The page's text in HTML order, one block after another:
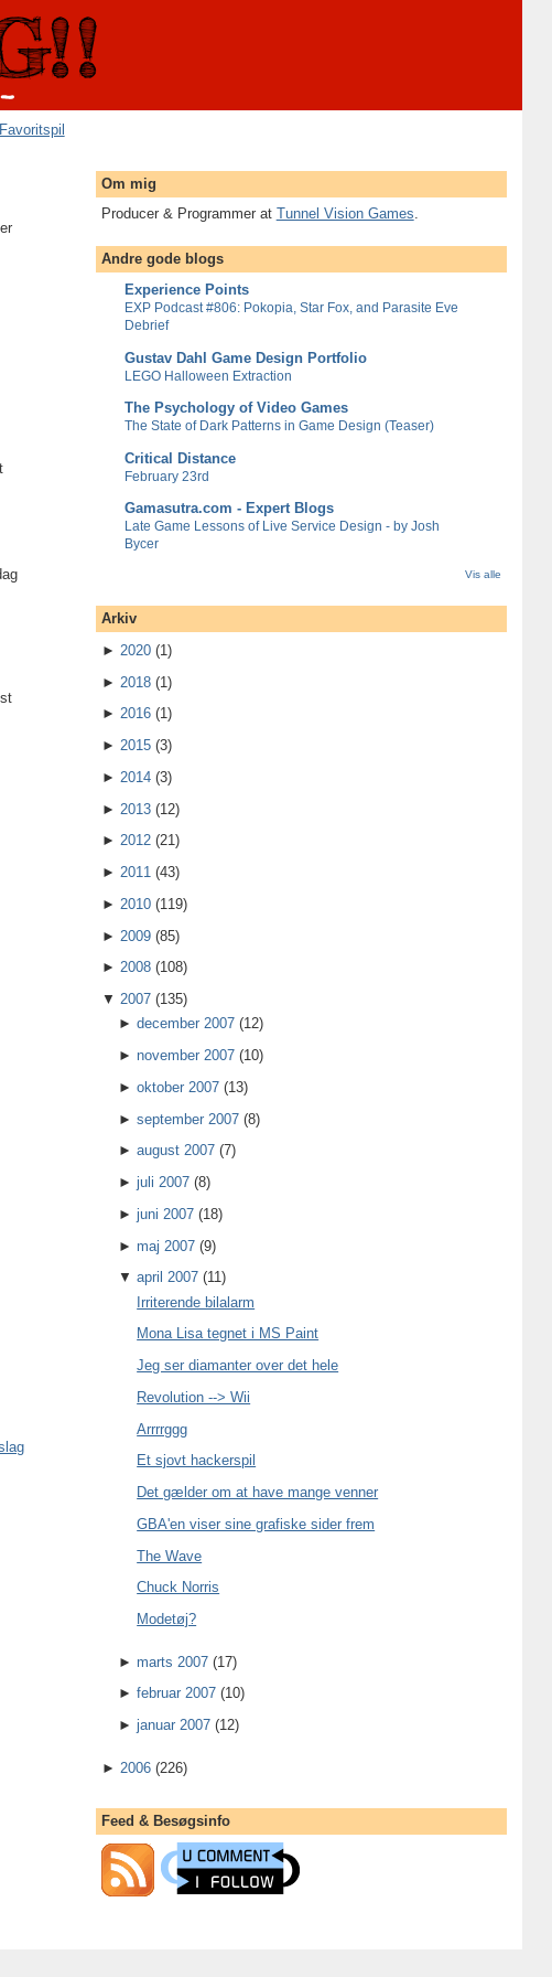
Favoritspil
Om mig
Producer & Programmer at Tunnel Vision Games
Andre gode blogs
Experience Points
EXP Podcast #806: Pokopia, Star Fox, and Parasite Eve
Debrief
Gustav Dahl Game Design Portfolio
LEGO Halloween Extraction
The Psychology of Video Games
The State of Dark Patterns in Game Design (Teaser)
Critical Distance
February 23rd
Gamasutra.com - Expert Blogs
Late Game Lessons of Live Service Design - by Josh
Bycer
Vis alle
Arkiv
► 2020 (1)
► 2018 (1)
► 2016 (1)
► 2015 (3)
► 2014 (3)
► 2013 (12)
► 2012 (21)
► 2011 (43)
► 2010 (119)
► 2009 (85)
► 2008 (108)
▼ 2007 (135)
►december 2007 (12)
►november 2007 (10)
►oktober 2007 (13)
►september 2007 (8)
►august 2007 (7)
►juli 2007 (8)
►juni 2007 (18)
►maj 2007 (9)
▼april 2007 (11)
Irriterende bilalarm
Mona Lisa tegnet i MS Paint
Jeg ser diamanter over det hele
Revolution --> Wii
Arrrrggg
Et sjovt hackerspil
Det gælder om at have mange venner
GBA'en viser sine grafiske sider frem
The Wave
Chuck Norris
Modetøj?
►marts 2007 (17)
►februar 2007 (10)
►januar 2007 (12)
► 2006 (226)
Feed & Besøgsinfo